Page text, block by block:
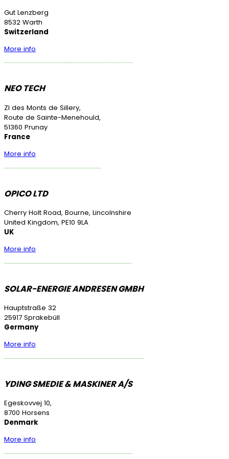
Gut Lenzberg
8532 Warth
Switzerland
More info
NEO TECH
ZI des Monts de Sillery,
Route de Sainte-Menehould,
51360 Prunay
France
More info
OPICO LTD
Cherry Holt Road, Bourne, Lincolnshire
United Kingdom, PE10 9LA
UK
More info
SOLAR-ENERGIE ANDRESEN GMBH
Hauptstraße 32
25917 Sprakebüll
Germany
More info
YDING SMEDIE & MASKINER A/S
Egeskovvej 10,
8700 Horsens
Denmark
More info